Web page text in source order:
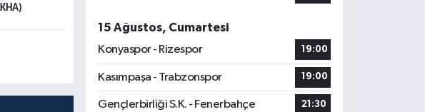
15 Ağustos, Cumartesi
Konyaspor - Rizespor
19:00
Kasımpaşa - Trabzonspor 19:00
Gençlerbirliği S.K. - Fenerbahçe 21:30